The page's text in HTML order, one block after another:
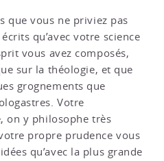
que vous ne priviez pas
qu’avec votre science
vous avez composés,
sur la théologie, et que
grognements que
Votre
on y philosophe très
propre prudence vous
qu’avec la plus grande